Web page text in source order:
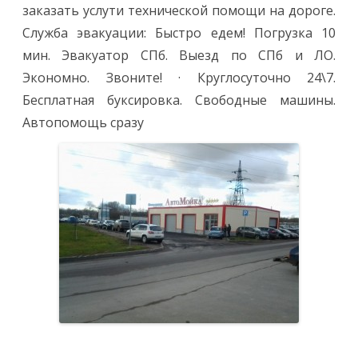
заказать услути технической помощи на дороге.
Служба эвакуации: Быстро едем! Погрузка 10
мин. Эвакуатор СПб. Выезд по СПб и ЛО.
Экономно. Звоните! · Круглосуточно 24\7.
Бесплатная буксировка. Свободные машины.
Автопомощь сразу